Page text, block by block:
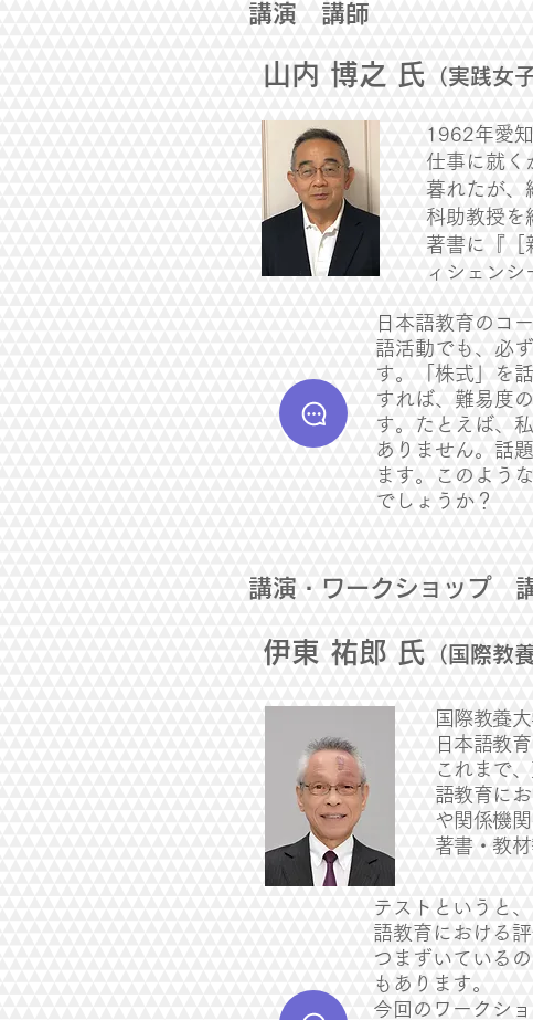
講演 講師
山内 博之 氏 （実践女
1962年愛
仕事に就く
暮れたが、
科助教授を
著書に『［
ィシェンシ
日本語教育のコ
語活動でも、必
す。「株式」を
すれば、難易度
す。たとえば、
ありません。話
ます。このよう
でしょうか？
講演・ワークショップ
伊東 祐郎 氏 （国際教
国際教養
日本語教
これまで
語教育に
や関係機
著書・教
テストというと
語教育における
つまずいている
もあります。
今回のワークシ